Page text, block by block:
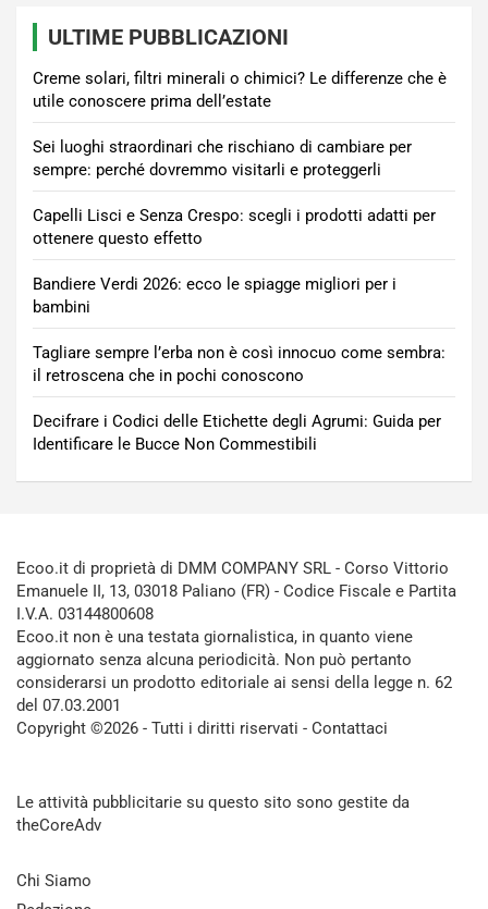
ULTIME PUBBLICAZIONI
Creme solari, filtri minerali o chimici? Le differenze che è
utile conoscere prima dell’estate
Sei luoghi straordinari che rischiano di cambiare per
sempre: perché dovremmo visitarli e proteggerli
Capelli Lisci e Senza Crespo: scegli i prodotti adatti per
ottenere questo effetto
Bandiere Verdi 2026: ecco le spiagge migliori per i
bambini
Tagliare sempre l’erba non è così innocuo come sembra:
il retroscena che in pochi conoscono
Decifrare i Codici delle Etichette degli Agrumi: Guida per
Identificare le Bucce Non Commestibili
Ecoo.it di proprietà di DMM COMPANY SRL - Corso Vittorio
Emanuele II, 13, 03018 Paliano (FR) - Codice Fiscale e Partita
I.V.A. 03144800608
Ecoo.it non è una testata giornalistica, in quanto viene
aggiornato senza alcuna periodicità. Non può pertanto
considerarsi un prodotto editoriale ai sensi della legge n. 62
del 07.03.2001
Copyright ©2026 - Tutti i diritti riservati - Contattaci
Le attività pubblicitarie su questo sito sono gestite da
theCoreAdv
Chi Siamo